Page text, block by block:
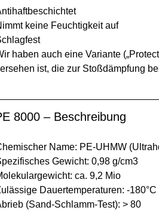
keine Feuchtigkeit auf
haben auch eine Variante
ist, die zur Stoßdämpfung
8000 – Beschreibung
Name: PE-UHMW
Gewicht: 0,98 g/cm3
ca. 9,2 Mio
Dauertemperaturen: -180°C
(Sand-Schlamm-Test): > 80